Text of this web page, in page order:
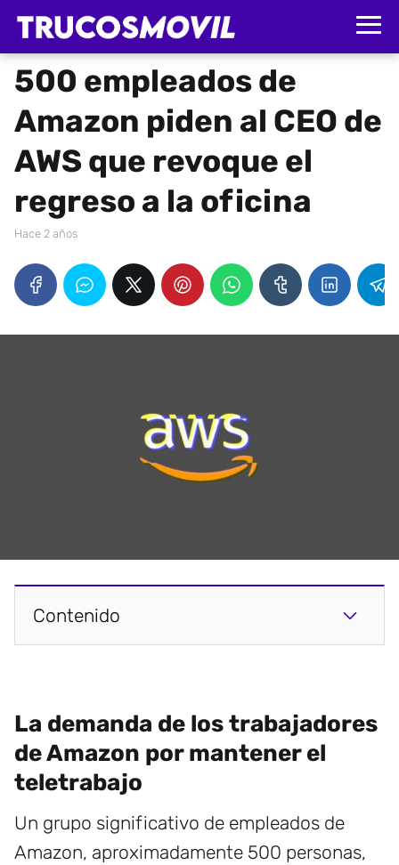
500 empleados de
Amazon piden al CEO de
AWS que revoque el
regreso a la oficina
hace 2 años
Contenido
La demanda de los trabajadores
de Amazon por mantener el
teletrabajo
Un grupo significativo de empleados de
Amazon, aproximadamente 500 personas,